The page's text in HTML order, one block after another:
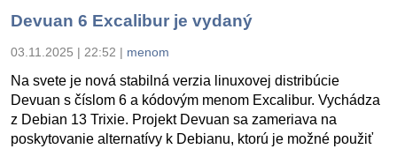
Devuan 6 Excalibur je vydaný
03.11.2025 | 22:52 | menom
Na svete je nová stabilná verzia linuxovej distribúcie
Devuan s číslom 6 a kódovým menom Excalibur. Vychádza
z Debian 13 Trixie. Projekt Devuan sa zameriava na
poskytovanie alternatívy k Debianu, ktorú je možné použiť